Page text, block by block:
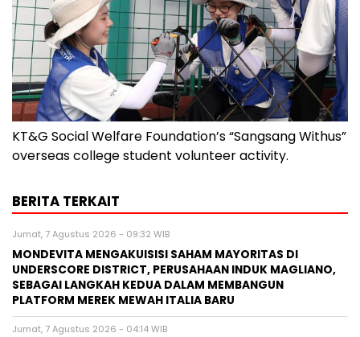
KT&G Social Welfare Foundation’s “Sangsang Withus”
overseas college student volunteer activity.
BERITA TERKAIT
Jumat, 7 Agustus 2026 - 09:32 WIB
MONDEVITA MENGAKUISISI SAHAM MAYORITAS DI
UNDERSCORE DISTRICT, PERUSAHAAN INDUK MAGLIANO,
SEBAGAI LANGKAH KEDUA DALAM MEMBANGUN
PLATFORM MEREK MEWAH ITALIA BARU
Jumat, 7 Agustus 2026 - 04:14 WIB